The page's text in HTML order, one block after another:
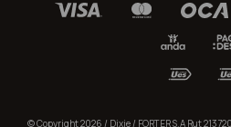
© Copyright 2026 / Dixie / FORTER S.A Rut